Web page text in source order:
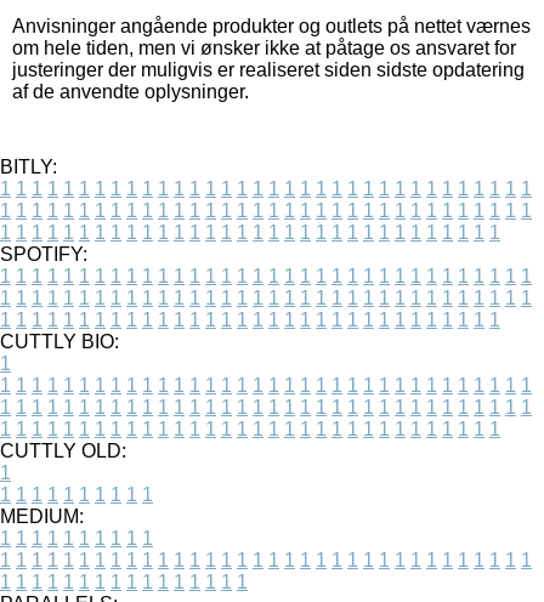
Anvisninger angående produkter og outlets på nettet værnes
om hele tiden, men vi ønsker ikke at påtage os ansvaret for
justeringer der muligvis er realiseret siden sidste opdatering
af de anvendte oplysninger.
BITLY:
1 1 1 1 1 1 1 1 1 1 1 1 1 1 1 1 1 1 1 1 1 1 1 1 1 1 1 1 1 1 1 1 1 1
1 1 1 1 1 1 1 1 1 1 1 1 1 1 1 1 1 1 1 1 1 1 1 1 1 1 1 1 1 1 1 1 1 1
1 1 1 1 1 1 1 1 1 1 1 1 1 1 1 1 1 1 1 1 1 1 1 1 1 1 1 1 1 1 1 1
SPOTIFY:
1 1 1 1 1 1 1 1 1 1 1 1 1 1 1 1 1 1 1 1 1 1 1 1 1 1 1 1 1 1 1 1 1 1
1 1 1 1 1 1 1 1 1 1 1 1 1 1 1 1 1 1 1 1 1 1 1 1 1 1 1 1 1 1 1 1 1 1
1 1 1 1 1 1 1 1 1 1 1 1 1 1 1 1 1 1 1 1 1 1 1 1 1 1 1 1 1 1 1 1
CUTTLY BIO:
1
1 1 1 1 1 1 1 1 1 1 1 1 1 1 1 1 1 1 1 1 1 1 1 1 1 1 1 1 1 1 1 1 1 1
1 1 1 1 1 1 1 1 1 1 1 1 1 1 1 1 1 1 1 1 1 1 1 1 1 1 1 1 1 1 1 1 1 1
1 1 1 1 1 1 1 1 1 1 1 1 1 1 1 1 1 1 1 1 1 1 1 1 1 1 1 1 1 1 1 1
CUTTLY OLD:
1
1 1 1 1 1 1 1 1 1 1
MEDIUM:
1 1 1 1 1 1 1 1 1 1
1 1 1 1 1 1 1 1 1 1 1 1 1 1 1 1 1 1 1 1 1 1 1 1 1 1 1 1 1 1 1 1 1 1
1 1 1 1 1 1 1 1 1 1 1 1 1 1 1 1